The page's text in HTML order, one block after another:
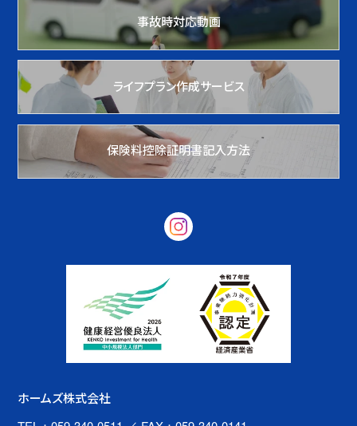
事故時対応動画
ライフプラン作成サービス
保険料控除証明書記入方法
ホームズ株式会社